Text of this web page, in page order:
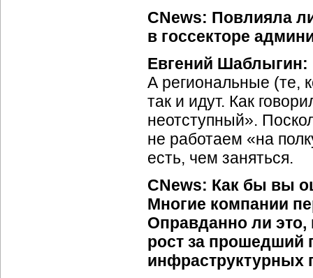
CNews: Повлияла
в госсекторе
Евгений Шаблыгин:
А региональные (те,
так и идут. Как
неотступный».
не работаем «на
есть, чем заняться.
CNews: Как бы вы
Многие компании
Оправданно ли
рост за прошедший
инфраструктурных